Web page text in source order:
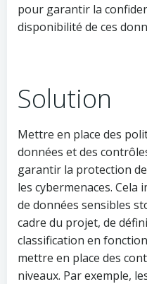
pour garantir la
disponibilité de ces
Solution
Mettre en place des
données et des
garantir la protection
les cybermenaces. Cela
de données sensibles
cadre du projet, de
classification en
mettre en place des
niveaux. Par exemple,